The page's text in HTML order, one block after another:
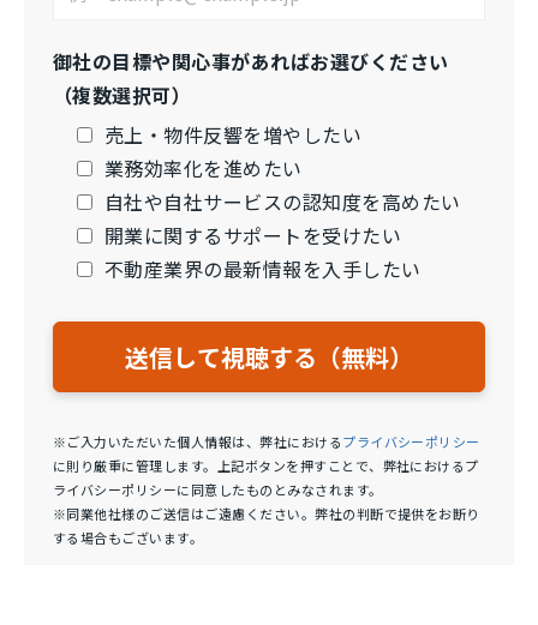
御社の目標や関心事があればお選びください
（複数選択可）
売上・物件反響を増やしたい
業務効率化を進めたい
自社や自社サービスの認知度を高めたい
開業に関するサポートを受けたい
不動産業界の最新情報を入手したい
※ご入力いただいた個人情報は、弊社におけるプライバシーポリシー
に則り厳重に管理します。上記ボタンを押すことで、弊社におけるプ
ライバシーポリシーに同意したものとみなされます。
※同業他社様のご送信はご遠慮ください。弊社の判断で提供をお断り
する場合もございます。